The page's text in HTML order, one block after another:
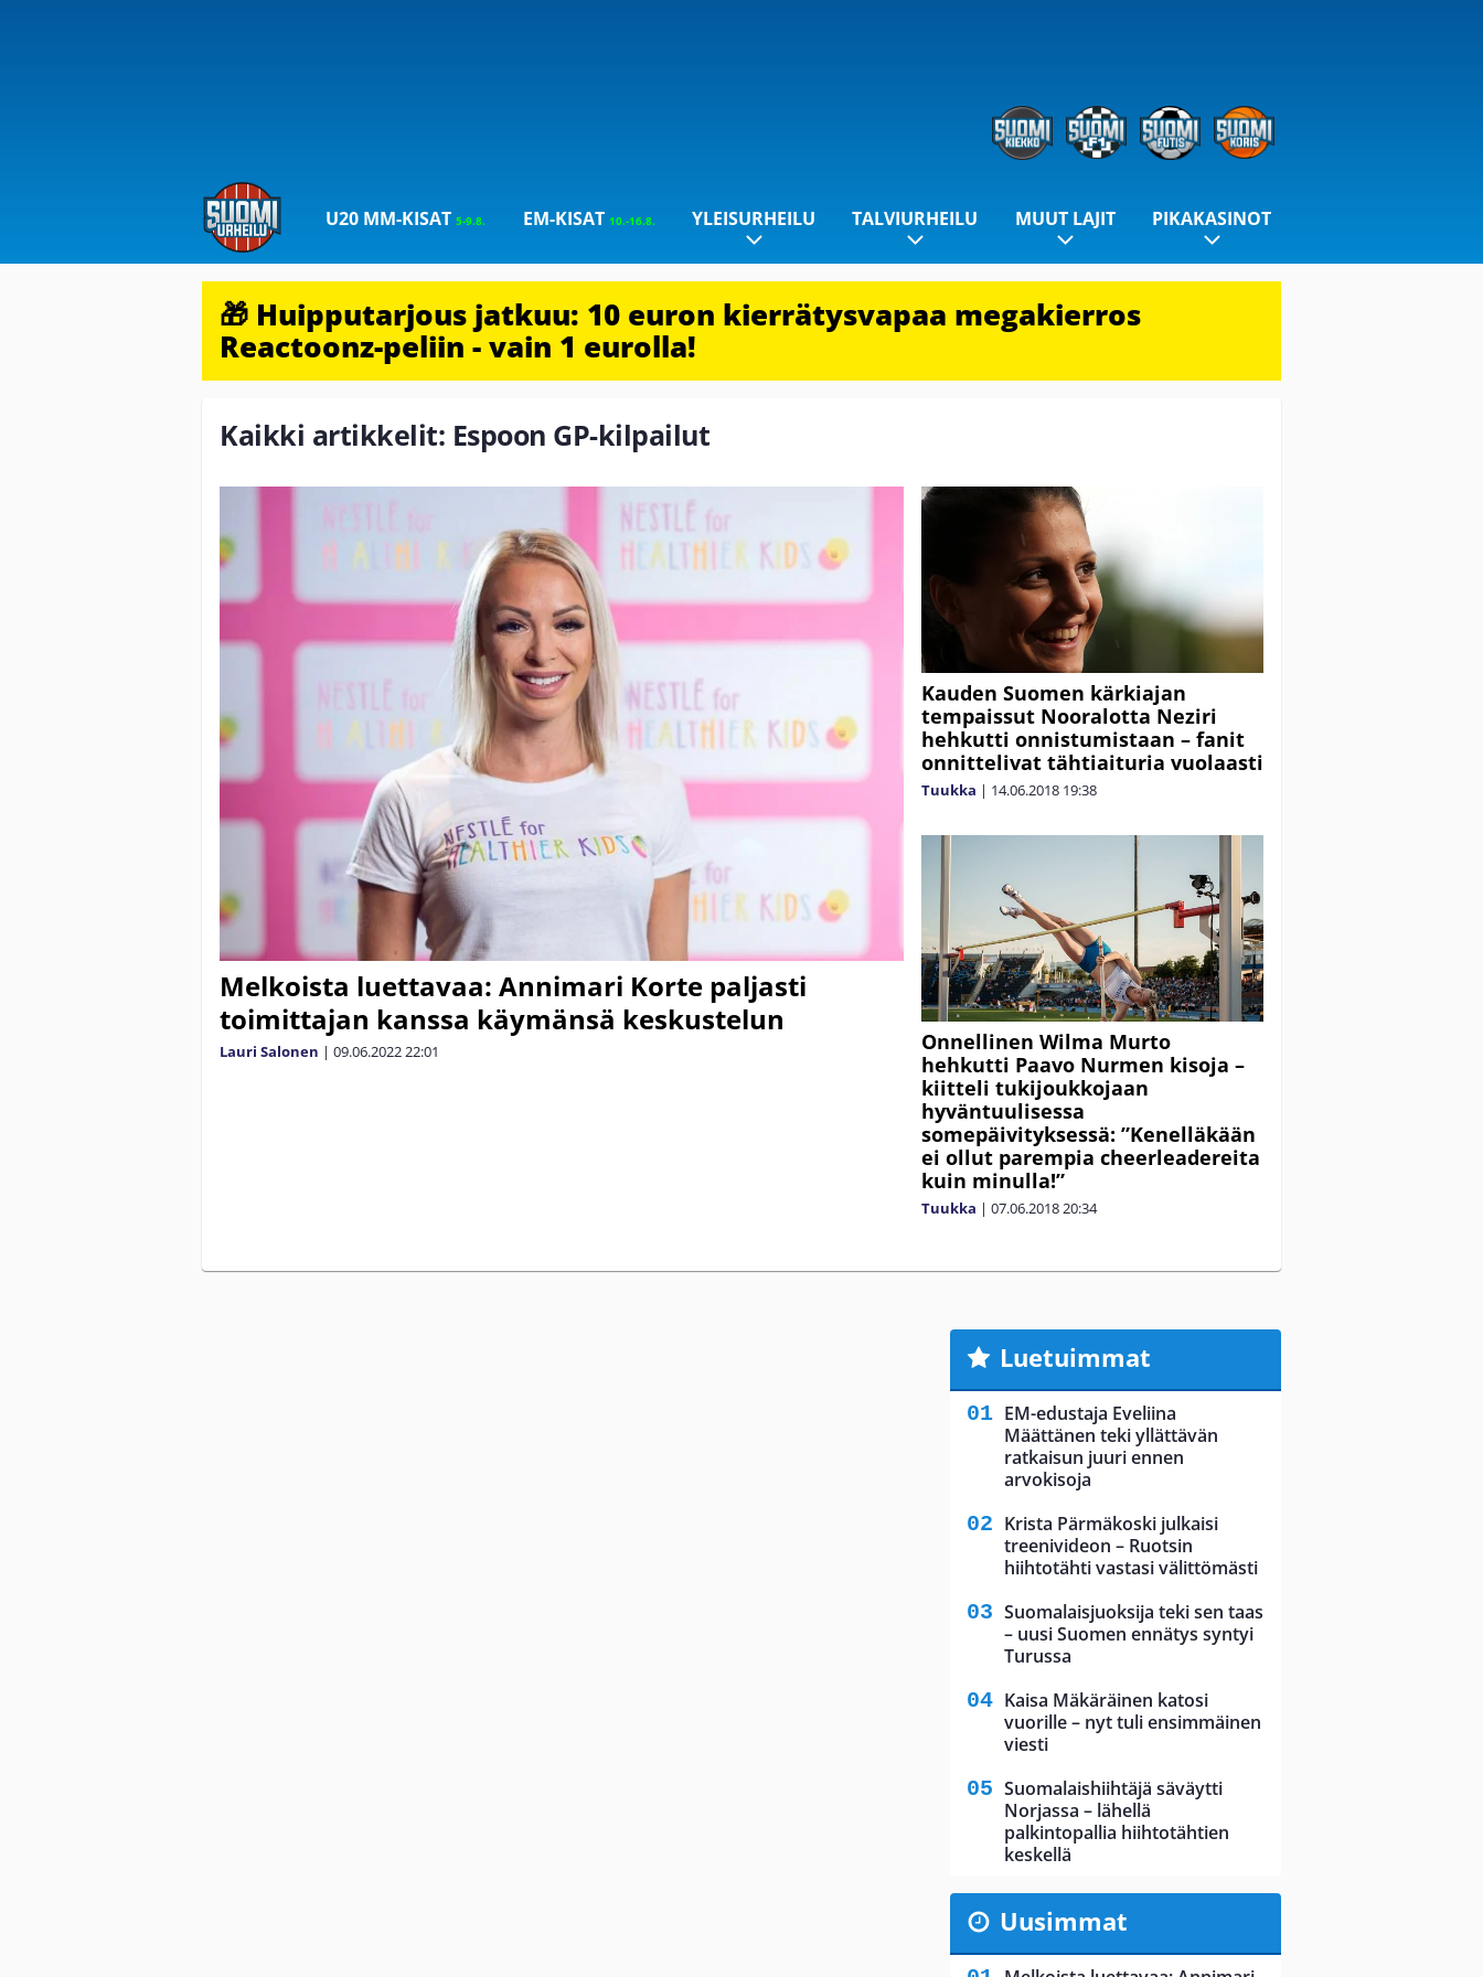
U20 MM-KISAT5-9.8. EM-KISAT 10.-16.8. YLEISURHEILU TALVIURHEILU MUUT LAJIT PIKAKASINOT
🎁 Huipputarjous jatkuu: 10 euron kierrätysvapaa megakierros
Reactoonz-peliin - vain 1 eurolla!
Kaikki artikkelit: Espoon GP-kilpailut
Melkoista luettavaa: Annimari Korte paljasti
toimittajan kanssa käymänsä keskustelun
Lauri Salonen | 09.06.202222:01
Kauden Suomen kärkiajan
tempaissut Nooralotta Neziri
hehkutti onnistumistaan – fanit
onnittelivat tähtiaituria vuolaasti
Tuukka | 14.06.2018 19:38
Onnellinen Wilma Murto
hehkutti Paavo Nurmen kisoja –
kiitteli tukijoukkojaan
hyväntuulisessa
somepäivityksessä: ”Kenelläkään
ei ollut parempia cheerleadereita
kuin minulla!”
Tuukka | 07.06.201820:34
Luetuimmat
EM-edustaja Eveliina
Määttänen teki yllättävän
ratkaisun juuri ennen
arvokisoja
Krista Pärmäkoski julkaisi
treenivideon – Ruotsin
hiihtotähti vastasi välittömästi
Suomalaisjuoksija teki sen taas
– uusi Suomen ennätys syntyi
Turussa
Kaisa Mäkäräinen katosi
vuorille – nyt tuli ensimmäinen
viesti
Suomalaishiihtäjä säväytti
Norjassa – lähellä
palkintopallia hiihtotähtien
keskellä
Uusimmat